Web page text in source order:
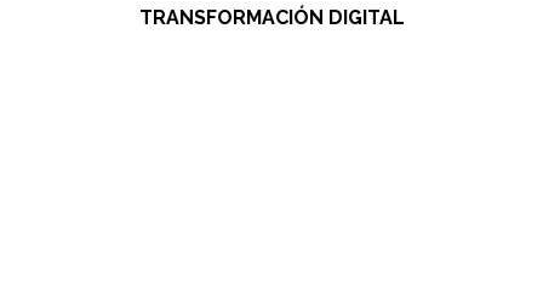
TRANSFORMACIÓN DIGITAL